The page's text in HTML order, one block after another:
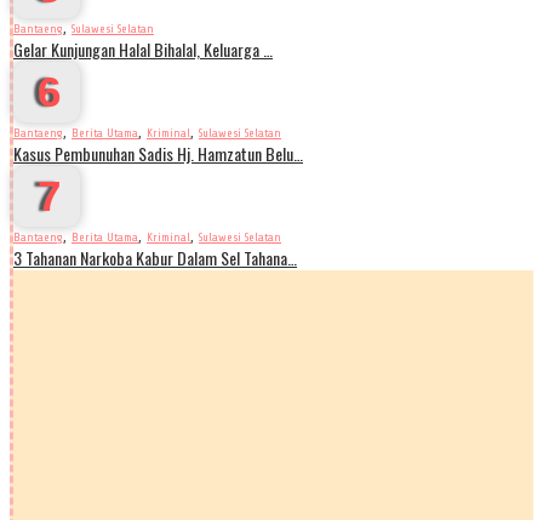
Bantaeng, Sulawesi Selatan
Gelar Kunjungan Halal Bihalal, Keluarga …
6
Bantaeng, Berita Utama, Kriminal, Sulawesi Selatan
Kasus Pembunuhan Sadis Hj. Hamzatun Belu…
7
Bantaeng, Berita Utama, Kriminal, Sulawesi Selatan
3 Tahanan Narkoba Kabur Dalam Sel Tahana…